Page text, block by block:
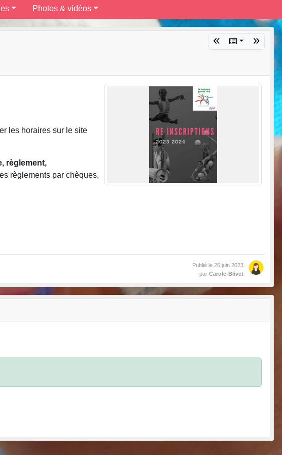
Photos & vidéos
les horaires sur le site
règlement,
règlements par chèques,
Publié le 26 juin 2023
par Carole-Blivet